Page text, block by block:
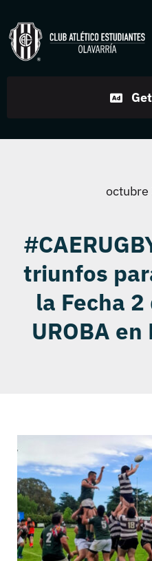
to
content
Disciplinas
Contacto
triunfos
la Fecha
UROBA